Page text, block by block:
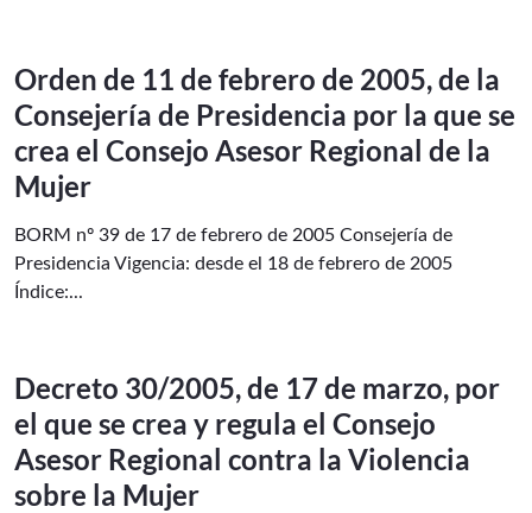
Orden de 11 de febrero de 2005, de la
Consejería de Presidencia por la que se
crea el Consejo Asesor Regional de la
Mujer
BORM nº 39 de 17 de febrero de 2005 Consejería de
Presidencia Vigencia: desde el 18 de febrero de 2005
Índice:...
Decreto 30/2005, de 17 de marzo, por
el que se crea y regula el Consejo
Asesor Regional contra la Violencia
sobre la Mujer